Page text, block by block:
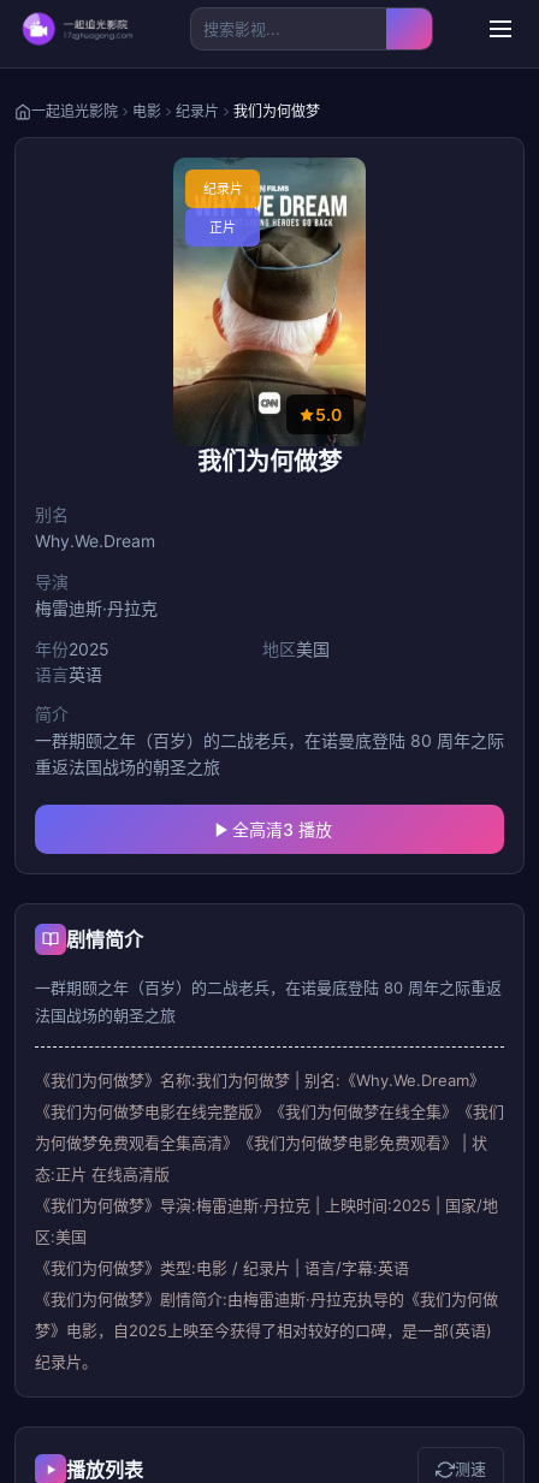
一起追光影院 电影 纪录片 我们为何做梦
纪录片
正片
5.0
我们为何做梦
别名
Why.We.Dream
导演
梅雷迪斯·丹拉克
年份2025 地区美国
语言英语
简介
一群期颐之年（百岁）的二战老兵，在诺曼底登陆 80 周年之际
重返法国战场的朝圣之旅
全高清3 播放
剧情简介
一群期颐之年（百岁）的二战老兵，在诺曼底登陆 80 周年之际重返
法国战场的朝圣之旅
《我们为何做梦》名称:我们为何做梦 | 别名:《Why.We.Dream》
《我们为何做梦电影在线完整版》《我们为何做梦在线全集》《我们
为何做梦免费观看全集高清》《我们为何做梦电影免费观看》 | 状
态:正片 在线高清版
《我们为何做梦》导演:梅雷迪斯·丹拉克 | 上映时间:2025 | 国家/地
区:美国
《我们为何做梦》类型:电影 / 纪录片 | 语言/字幕:英语
《我们为何做梦》剧情简介:由梅雷迪斯·丹拉克执导的《我们为何做
梦》电影，自2025上映至今获得了相对较好的口碑，是一部(英语)
纪录片。
播放列表 测速